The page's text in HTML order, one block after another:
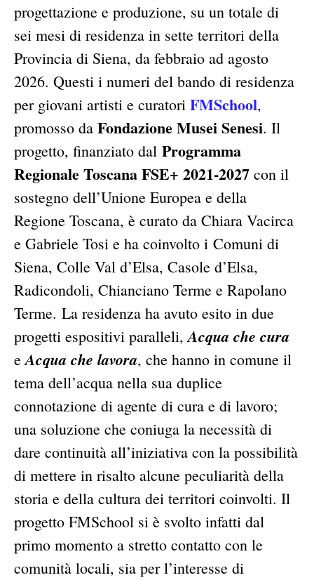
progettazione e produzione, su un totale di
sei mesi di residenza in sette territori della
Provincia di Siena, da febbraio ad agosto
2026. Questi i numeri del bando di residenza
per giovani artisti e curatori FMSchool,
promosso da Fondazione Musei Senesi. Il
progetto, finanziato dal Programma
Regionale Toscana FSE+ 2021-2027 con il
sostegno dell’Unione Europea e della
Regione Toscana, è curato da Chiara Vacirca
e Gabriele Tosi e ha coinvolto i Comuni di
Siena, Colle Val d’Elsa, Casole d’Elsa,
Radicondoli, Chianciano Terme e Rapolano
Terme. La residenza ha avuto esito in due
progetti espositivi paralleli,Acqua che cura
eAcqua che lavora, che hanno in comune il
tema dell’acqua nella sua duplice
connotazione di agente di cura e di lavoro;
una soluzione che coniuga la necessità di
dare continuità all’iniziativa con la possibilità
di mettere in risalto alcune peculiarità della
storia e della cultura dei territori coinvolti. Il
progetto FMSchool si è svolto infatti dal
primo momento a stretto contatto con le
comunità locali, sia per l’interesse di